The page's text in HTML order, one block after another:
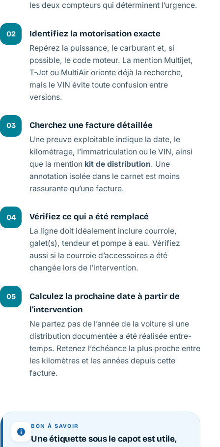
les deux compteurs qui déterminent l’urgence.
02 Identifiez la motorisation exacte
Repérez la puissance, le carburant et, si
possible, le code moteur. La mention Multijet,
T-Jet ou MultiAir oriente déjà la recherche,
mais le VIN évite toute confusion entre
versions.
03 Cherchez une facture détaillée
Une preuve exploitable indique la date, le
kilométrage, l’immatriculation ou le VIN, ainsi
que la mention kit de distribution. Une
annotation isolée dans le carnet est moins
rassurante qu’une facture.
04 Vérifiez ce qui a été remplacé
La ligne doit idéalement inclure courroie,
galet(s), tendeur et pompe à eau. Vérifiez
aussi si la courroie d’accessoires a été
changée lors de l’intervention.
05
Calculez la prochaine date à partir de
l’intervention
Ne partez pas de l’année de la voiture si une
distribution documentée a été réalisée entre-
temps. Retenez l’échéance la plus proche entre
les kilomètres et les années depuis cette
facture.
BON À SAVOIR
Une étiquette sous le capot est utile,